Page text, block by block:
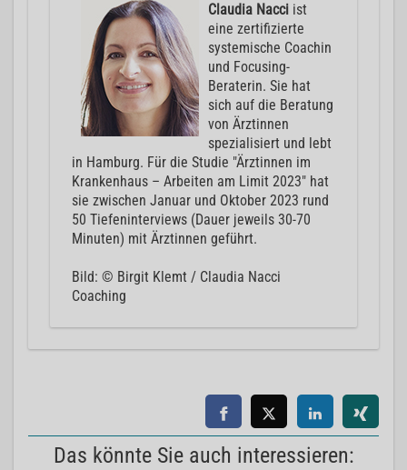
Claudia Nacci ist
eine zertifizierte
systemische Coachin
und Focusing-
Beraterin. Sie hat
sich auf die Beratung
von Ärztinnen
spezialisiert und lebt
in Hamburg. Für die Studie "Ärztinnen im
Krankenhaus – Arbeiten am Limit 2023" hat
sie zwischen Januar und Oktober 2023 rund
50 Tiefeninterviews (Dauer jeweils 30-70
Minuten) mit Ärztinnen geführt.
Bild: © Birgit Klemt / Claudia Nacci
Coaching
Das könnte Sie auch interessieren: